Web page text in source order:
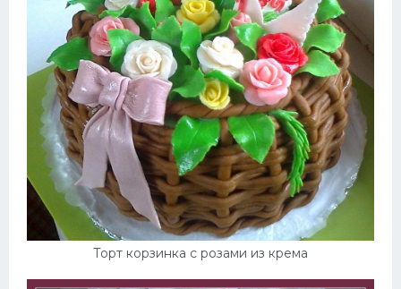
Торт корзинка с розами из крема